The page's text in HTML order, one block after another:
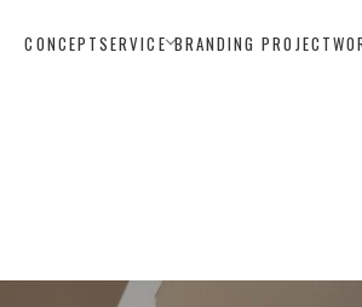
CONCEPTSERVICE BRANDING PROJECT